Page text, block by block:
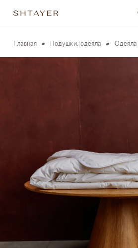
Главная Подушки, одеяла Одеяла